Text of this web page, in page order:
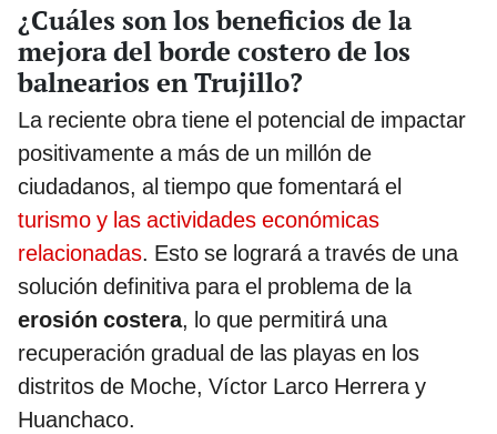
¿Cuáles son los beneficios de la
mejora del borde costero de los
balnearios en Trujillo?
La reciente obra tiene el potencial de impactar
positivamente a más de un millón de
ciudadanos, al tiempo que fomentará el
turismo y las actividades económicas
relacionadas. Esto se logrará a través de una
solución definitiva para el problema de la
erosión costera, lo que permitirá una
recuperación gradual de las playas en los
distritos de Moche, Víctor Larco Herrera y
Huanchaco.